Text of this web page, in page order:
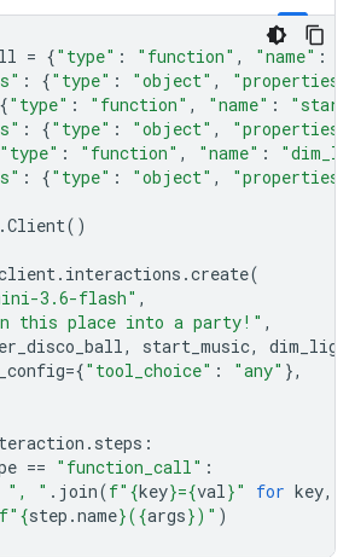
= {"type" : "function" , "name" :
: {"type" : "object" , "properties"
{"type" : "function" , "name" :
: {"type" : "object" , "properties"
"type" : "function" , "name" :
: {"type" : "object" , "properties"
.Client()
. interactions .create(
3.6-flash" ,
this place into a party!" ,
, start_music,
={"tool_choice" : "any" },
. steps :
== "function_call" :
", " . join(f" {key}={val}" for key,
f" {step .name}({args})" )